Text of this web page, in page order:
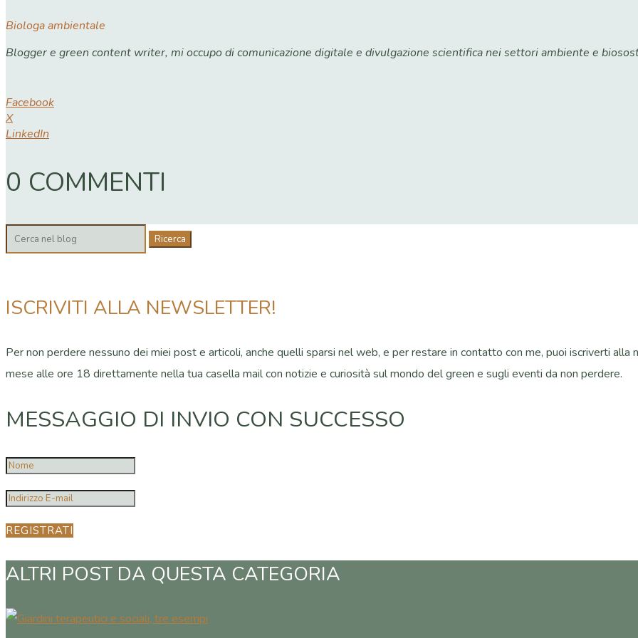
Biologa ambientale
Blogger e green content writer, mi occupo di comunicazione digitale e divulgazione scientifica nei settori ambiente e
Facebook
X
LinkedIn
0 COMMENTI
Cerca:
ISCRIVITI ALLA NEWSLETTER!
Per non perdere nessuno dei miei post e articoli, anche quelli sparsi nel web, e per restare in contatto con me, puoi iscriverti
mese alle ore 18 direttamente nella tua casella mail con notizie e curiosità sul mondo del green e sugli eventi da non perdere.
MESSAGGIO DI INVIO CON SUCCESSO
REGISTRATI
ALTRI POST DA QUESTA CATEGORIA